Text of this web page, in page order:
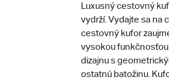
Luxusný cestovný
vydrží. Vydajte sa na
cestovný kufor
vysokou
dizajnu s
ostatnú batožinu.